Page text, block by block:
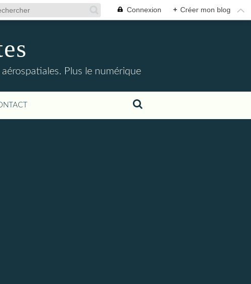
Connexion + Créer mon blog
Plus le numérique